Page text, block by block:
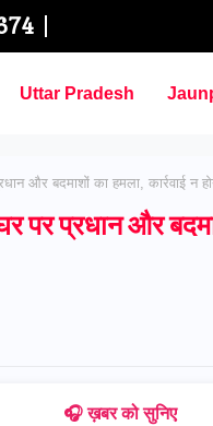
Uttar Pradesh
और बदमाशों का हमला, कार्रवाई न
प्रधान और
🎧 ख़बर को सुनिए